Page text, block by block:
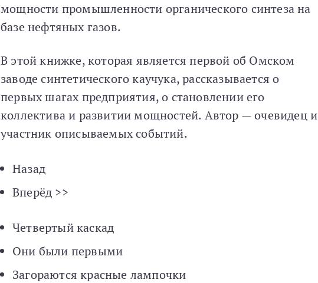
мощности промышленности органического синтеза на
базе нефтяных газов.
В этой книжке, которая является первой об Омском
заводе синтетического каучука, рассказывается о
первых шагах предприятия, о становлении его
коллектива и развитии мощностей. Автор — очевидец и
участник описываемых событий.
Назад
Вперёд >>
Четвертый каскад
Они были первыми
Загораются красные лампочки